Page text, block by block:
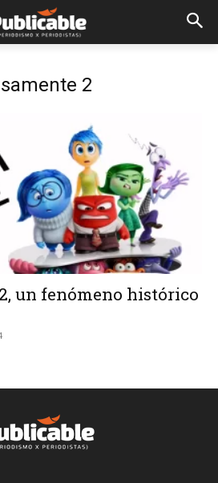
2
un fenómeno histórico